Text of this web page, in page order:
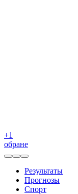
+1
обране
Результаты
Прогнозы
Спорт